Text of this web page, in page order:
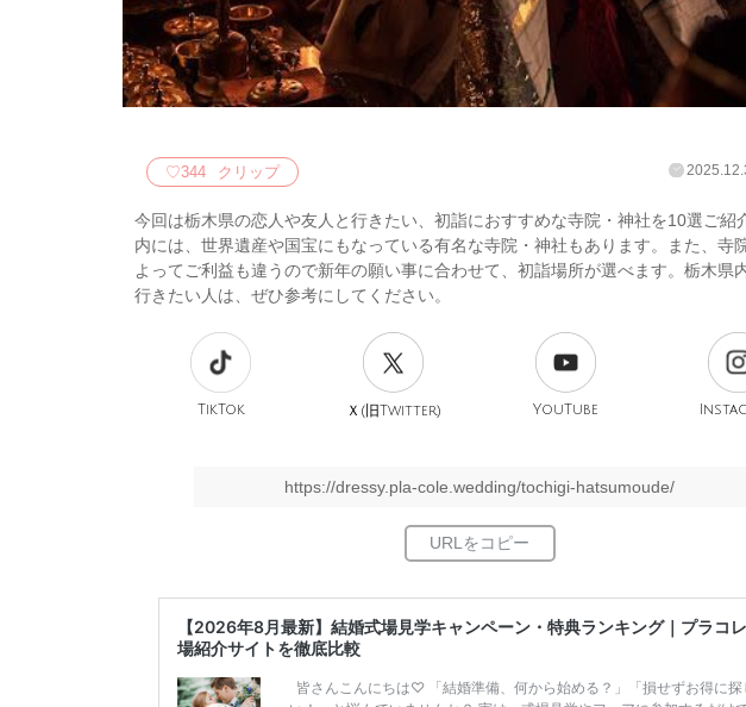
♡344 クリップ
今回は栃木県の恋人や友人と行きたい、初詣におすすめな寺院・神社を10選ご紹
内には、世界遺産や国宝にもなっている有名な寺院・神社もあります。また、寺
よってご利益も違うので新年の願い事に合わせて、初詣場所が選べます。栃木県
行きたい人は、ぜひ参考にしてください。
TikTok Ｘ(旧Twitter) YouTube
https://dressy.pla-cole.wedding/tochigi-hatsumoude/
【2026年8月最新】結婚式場見学キャンペーン・特典ランキング｜プラコ
場紹介サイトを徹底比較
皆さんこんにちは♡ 「結婚準備、何から始める？」「損せずお得に探